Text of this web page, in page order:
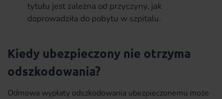
tytułu jest zależna od przyczyny, jak
doprowadziła do pobytu w szpitalu.
Kiedy ubezpieczony nie otrzyma
odszkodowania?
Odmowa wypłaty odszkodowania ubezpieczonemu może